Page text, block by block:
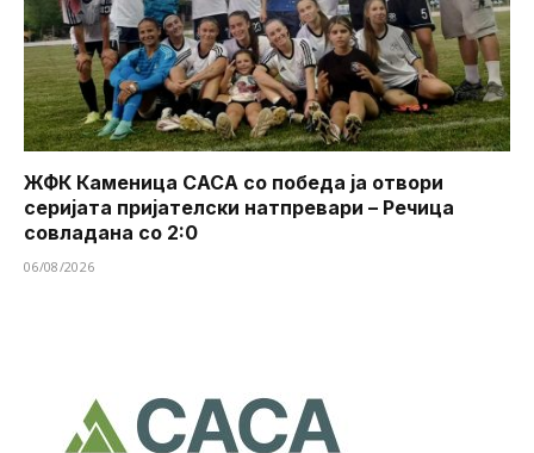
ЖФК Каменица САСА со победа ја отвори
серијата пријателски натпревари – Речица
совладана со 2:0
06/08/2026